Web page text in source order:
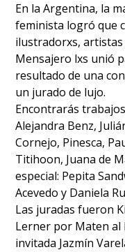
En la Argentina, la
feminista logró que
ilustradorxs, artistas
Mensajero lxs unió
resultado de una
un jurado de lujo.
Encontrarás
Alejandra Benz,
Cornejo, Pinesca,
Titihoon, Juana de
especial: Pepita
Acevedo y Daniela
Las juradas fueron
Lerner por Maten al
invitada Jazmín